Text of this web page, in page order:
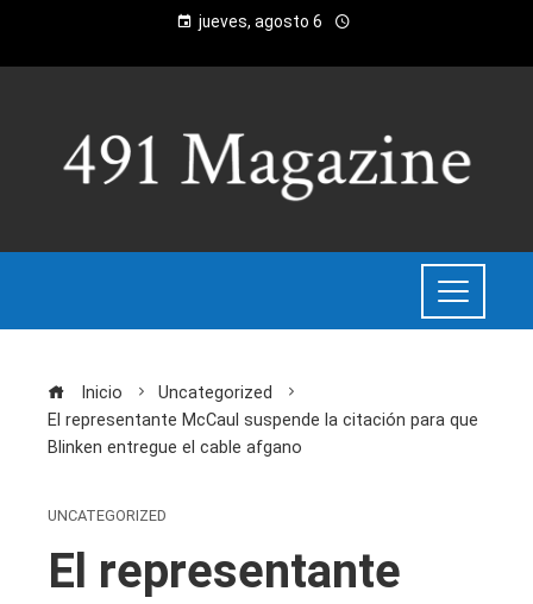
jueves, agosto 6
Inicio
Uncategorized
El representante McCaul suspende la citación para que
Blinken entregue el cable afgano
UNCATEGORIZED
El representante